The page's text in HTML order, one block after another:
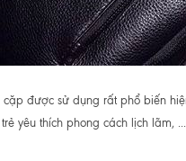
được sử dụng rất phổ biến
yêu thích phong cách lịch lãm, ...